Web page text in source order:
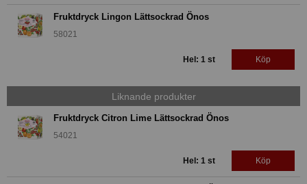
Fruktdryck Lingon Lättsockrad Önos
58021
Hel: 1 st Köp
Liknande produkter
Fruktdryck Citron Lime Lättsockrad Önos
54021
Hel: 1 st Köp